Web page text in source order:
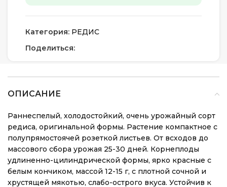
Категория: РЕДИС
Поделиться:
ОПИСАНИЕ
Раннеспелый, холодостойкий, очень урожайный сорт
редиса, оригинальной формы. Растение компактное с
полупрямостоячей розеткой листьев. От всходов до
массового сбора урожая 25-30 дней. Корнеплоды
удлиненно-цилиндрической формы, ярко красные с
белым кончиком, массой 12-15 г, с плотной сочной и
хрустящей мякотью, слабо-острого вкуса. Устойчив к